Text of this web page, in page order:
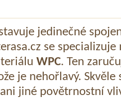
jedinečné
se specializuje
WPC. Ten
je nehořlavý.
jiné povětrnostní